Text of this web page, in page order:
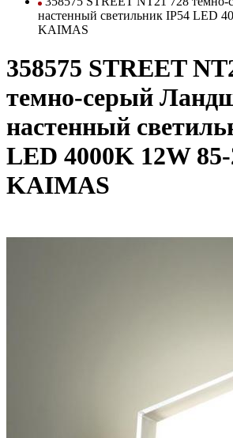
настенный светильник IP54 LED
KAIMAS
358575 STREET
темно-серый
настенный
LED 4000K 12W
KAIMAS